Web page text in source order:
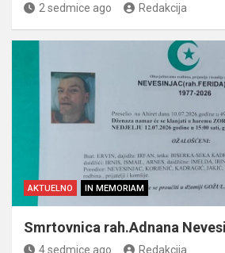
2 sedmice ago Redakcija
AKTUELNO IN MEMORIAM
Smrtovnica rah.Adnana
4 sedmice ago Redakcija